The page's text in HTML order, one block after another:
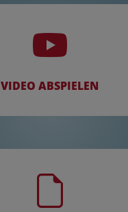
VIDEO ABSPIELEN